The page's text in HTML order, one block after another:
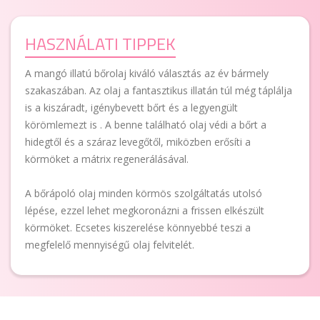
HASZNÁLATI TIPPEK
A mangó illatú bőrolaj kiváló választás az év bármely
szakaszában. Az olaj a fantasztikus illatán túl még táplálja
is a kiszáradt, igénybevett bőrt és a legyengült
körömlemezt is . A benne található olaj védi a bőrt a
hidegtől és a száraz levegőtől, miközben erősíti a
körmöket a mátrix regenerálásával.
A bőrápoló olaj minden körmös szolgáltatás utolsó
lépése, ezzel lehet megkoronázni a frissen elkészült
körmöket. Ecsetes kiszerelése könnyebbé teszi a
megfelelő mennyiségű olaj felvitelét.